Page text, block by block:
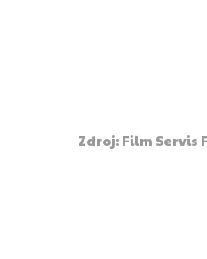
Zdroj: Film